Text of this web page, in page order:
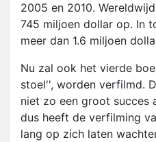
2005 en 2010.
745 miljoen dollar op. In
meer dan 1.6 miljoen
Nu zal ook het vierde
stoel'', worden verfilmd.
niet zo een groot succes
dus heeft de verfilming
lang op zich laten